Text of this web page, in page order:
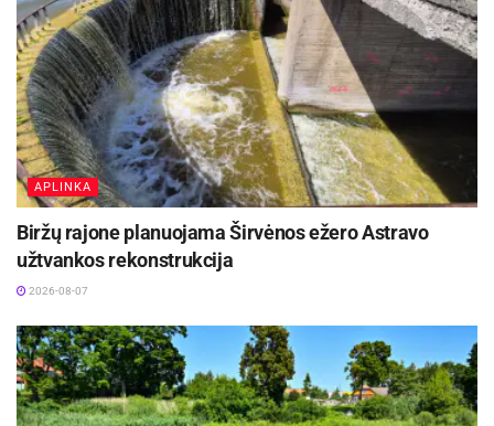
Šaltinis: Kauno miesto savivaldybė
Žymos: Kauno miesto savivaldybė
APLINKA
Biržų rajone planuojama Širvėnos ežero Astravo
užtvankos rekonstrukcija
2026-08-07